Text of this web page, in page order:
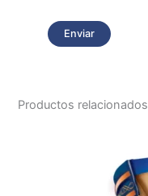
Productos relacionados